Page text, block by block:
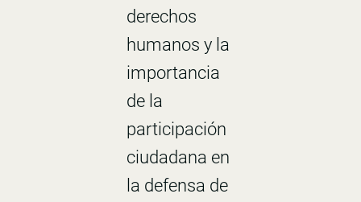
derechos
humanos y la
importancia
de la
participación
ciudadana en
la defensa de